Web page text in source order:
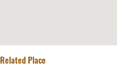
Related Place